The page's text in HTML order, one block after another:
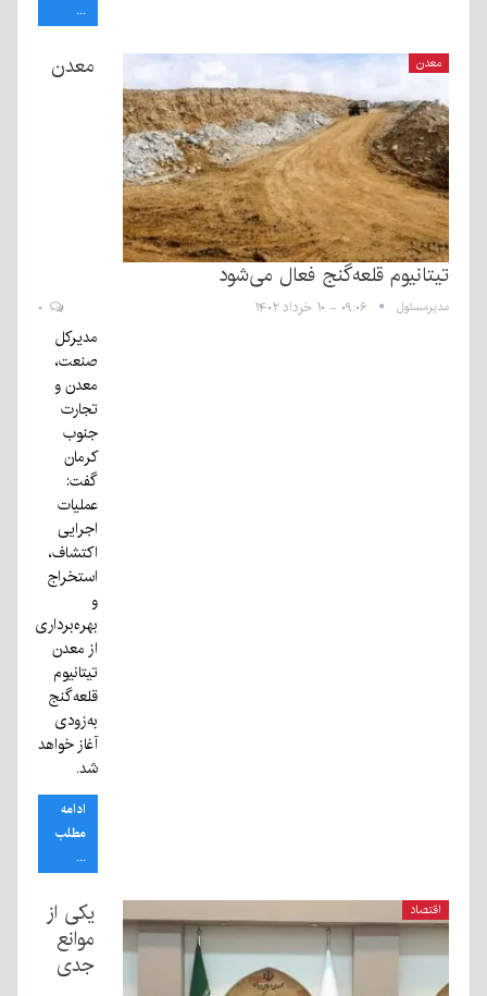
...
معدن معدن
تیتانیوم قلعه‌گنج فعال می‌شود
مدیرمسئول ۰۹:۰۶ - ۱۰ خرداد ۱۴۰۲
مدیرکل
صنعت،
معدن و
تجارت
جنوب
کرمان
گفت:
عملیات
اجرایی
اکتشاف،
استخراج
و
بهره‌برداری
از معدن
تیتانیوم
قلعه‌گنج
به‌زودی
آغاز خواهد
شد.
ادامه
مطلب
...
اقتصاد
یکی از
موانع
جدی